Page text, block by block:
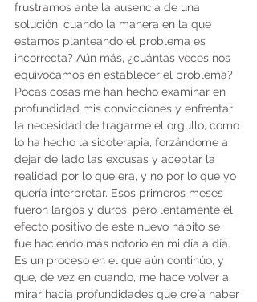
frustramos ante la ausencia de una
solución, cuando la manera en la que
estamos planteando el problema es
incorrecta? Aún más, ¿cuántas veces nos
equivocamos en establecer el problema?
Pocas cosas me han hecho examinar en
profundidad mis convicciones y enfrentar
la necesidad de tragarme el orgullo, como
lo ha hecho la sicoterapia, forzándome a
dejar de lado las excusas y aceptar la
realidad por lo que era, y no por lo que yo
quería interpretar. Esos primeros meses
fueron largos y duros, pero lentamente el
efecto positivo de este nuevo hábito se
fue haciendo más notorio en mi día a día.
Es un proceso en el que aún continúo, y
que, de vez en cuando, me hace volver a
mirar hacia profundidades que creía haber